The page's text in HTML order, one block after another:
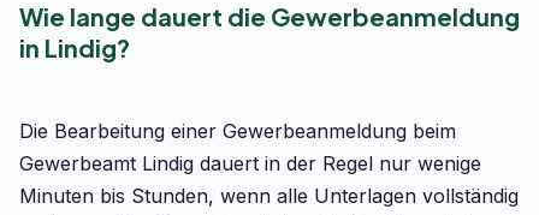
Wie lange dauert die Gewerbeanmeldung
in Lindig?
Die Bearbeitung einer Gewerbeanmeldung beim
Gewerbeamt Lindig dauert in der Regel nur wenige
Minuten bis Stunden, wenn alle Unterlagen vollständig